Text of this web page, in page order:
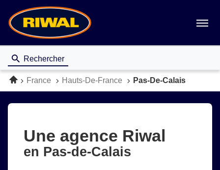
Menu
Rechercher
AccueilFrance Hauts-De-France Pas-De-Calais
Une agence Riwal
en Pas-de-Calais